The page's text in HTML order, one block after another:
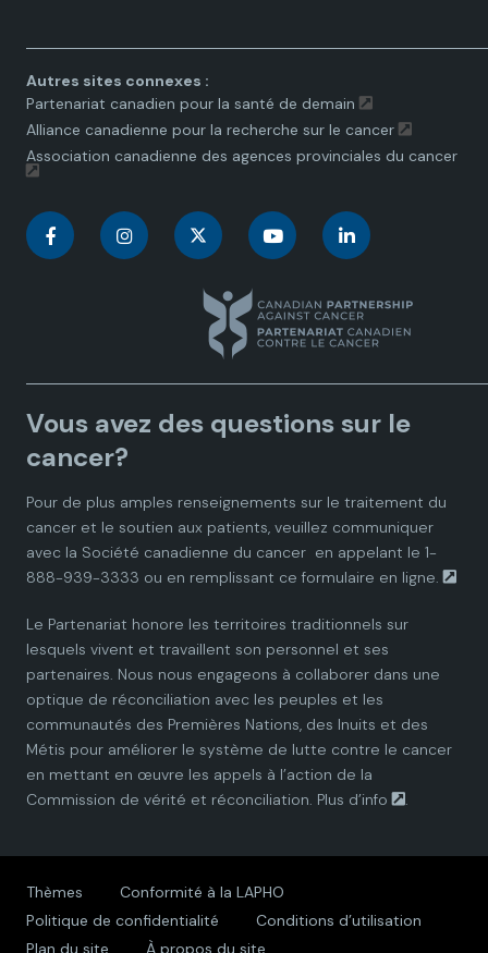
Autres sites connexes :
Partenariat canadien pour la santé de demain
Alliance canadienne pour la recherche sur le cancer
Association canadienne des agences provinciales du cancer
C
a
d
a
n
P
a
r
t
e
C
a
d
a
n
P
a
r
t
e
n
a
d
a
n
P
a
r
t
e
C
n
a
d
a
n
P
a
r
t
e
C
n
a
d
a
n
P
a
r
t
Vous avez des questions sur le
cancer?
Pour de plus amples renseignements sur le traitement du
cancer et le soutien aux patients, veuillez communiquer
avec la Société canadienne du cancer en appelant le 1-
888-939-3333 ou en remplissant ce formulaire en ligne.
Le Partenariat honore les territoires traditionnels sur
lesquels vivent et travaillent son personnel et ses
partenaires. Nous nous engageons à collaborer dans une
optique de réconciliation avec les peuples et les
communautés des Premières Nations, des Inuits et des
Métis pour améliorer le système de lutte contre le cancer
en mettant en œuvre les appels à l’action de la
Commission de vérité et réconciliation. Plus d’info .
Thèmes
Conformité à la LAPHO
Politique de confidentialité
Conditions d’utilisation
Plan du site
À propos du site